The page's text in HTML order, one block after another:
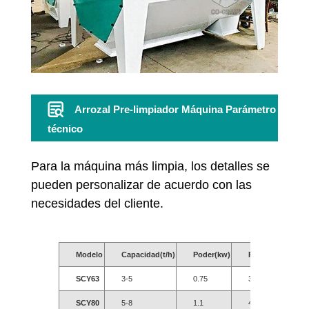
Arrozal Pre-limpiador Máquina Parámetro
técnico
Para la máquina más limpia, los detalles se
pueden personalizar de acuerdo con las
necesidades del cliente.
Modelo Capacidad(t/h) Poder(kw) Peso(kg)
SCY63 3-5 0.75 330
SCY80 5-8 1.1 420